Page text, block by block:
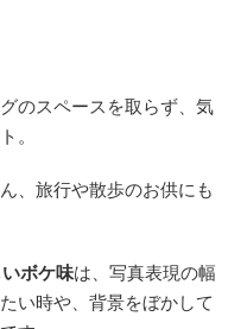
のスペースを取らず、気
。
、旅行や散歩のお供にも
ボケ味は、写真表現の幅
い時や、背景をぼかして